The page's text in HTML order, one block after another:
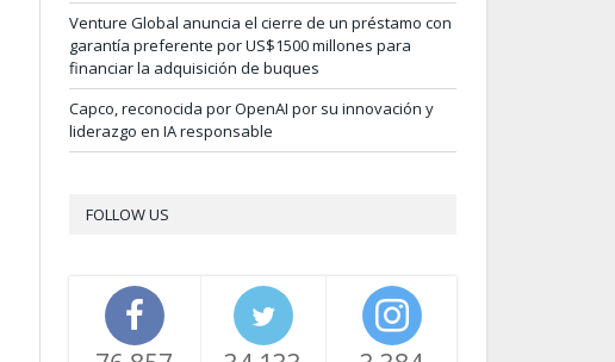
Venture Global anuncia el cierre de un préstamo con
garantía preferente por US$1500 millones para
financiar la adquisición de buques
Capco, reconocida por OpenAI por su innovación y
liderazgo en IA responsable
FOLLOW US